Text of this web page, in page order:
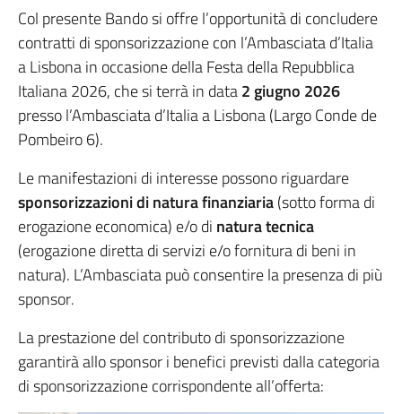
Col presente Bando si offre l’opportunità di concludere
contratti di sponsorizzazione con l’Ambasciata d’Italia
a Lisbona in occasione della Festa della Repubblica
Italiana 2026, che si terrà in data2 giugno 2026
presso l’Ambasciata d’Italia a Lisbona (Largo Conde de
Pombeiro 6).
Le manifestazioni di interesse possono riguardare
sponsorizzazioni di natura finanziaria(sotto forma di
erogazione economica) e/o di natura tecnica
(erogazione diretta di servizi e/o fornitura di beni in
natura). L’Ambasciata può consentire la presenza di più
sponsor.
La prestazione del contributo di sponsorizzazione
garantirà allo sponsor i benefici previsti dalla categoria
di sponsorizzazione corrispondente all’offerta: